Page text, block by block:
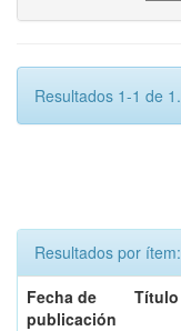
Resultados 1-1 de 1.
Resultados por ítem:
Fecha de
publicación
Título